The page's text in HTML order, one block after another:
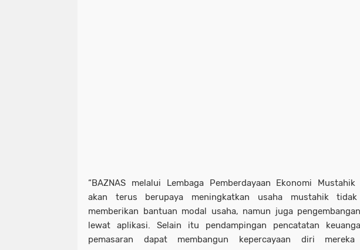
“BAZNAS melalui Lembaga Pemberdayaan Ekonomi Mustahik
akan terus berupaya meningkatkan usaha mustahik
memberikan bantuan modal usaha, namun juga
lewat aplikasi. Selain itu pendampingan pencatatan
pemasaran dapat membangun kepercayaan diri mereka